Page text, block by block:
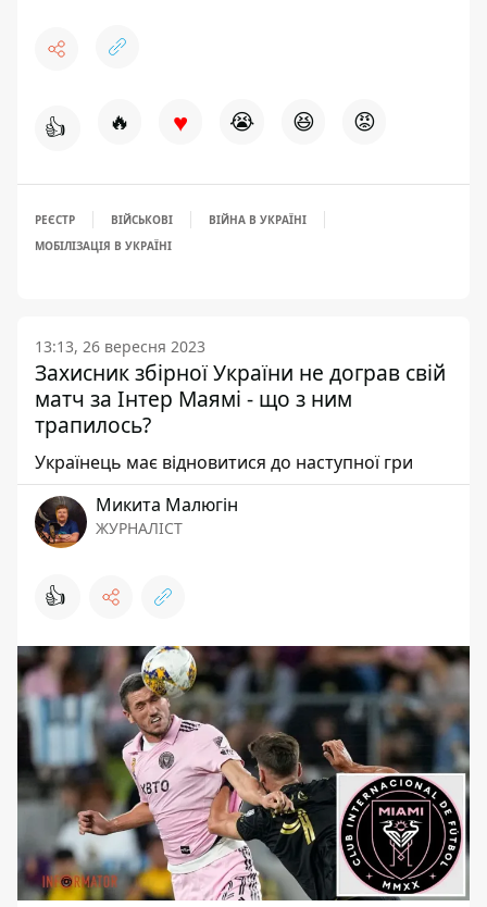
👍 🔥 ♥ 😭 😆 😡
РЕЄСТР ВІЙСЬКОВІ
ВІЙНА В УКРАЇНІ
МОБІЛІЗАЦІЯ В УКРАЇНІ
13:13, 26 вересня 2023
Захисник збірної України не дограв свій
матч за Інтер Маямі - що з ним
трапилось?
Українець має відновитися до наступної гри
Микита Малюгін
ЖУРНАЛІСТ
👍